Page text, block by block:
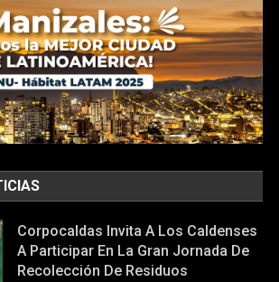
Corpocaldas Invita A Los Caldenses
A Participar En La Gran Jornada De
Recolección De Residuos